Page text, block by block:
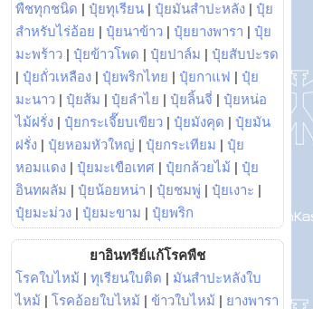
พืชทุกชนิด | ปุ๋ยทุเรียน | ปุ๋ยมันสำปะหลัง | ปุ๋ย
สำหรับไร่อ้อย | ปุ๋ยนาข้าว | ปุ๋ยยางพารา | ปุ๋ย
มะพร้าว | ปุ๋ยข้าวโพด | ปุ๋ยปาล์ม | ปุ๋ยสับปะรด
| ปุ๋ยถั่วเหลือง | ปุ๋ยพริกไทย | ปุ๋ยกาแฟ | ปุ๋ย
มะนาว | ปุ๋ยส้ม | ปุ๋ยลำไย | ปุ๋ยลิ้นจี่ | ปุ๋ยหน่อ
ไม้ฝรั่ง | ปุ๋ยกระเจี๊ยบเขียว | ปุ๋ยมังคุด | ปุ๋ยมัน
ฝรั่ง | ปุ๋ยหอมหัวใหญ่ | ปุ๋ยกระเทียม | ปุ๋ย
หอมแดง | ปุ๋ยมะเขือเทศ | ปุ๋ยกล้วยไม้ | ปุ๋ย
อินทผลัม | ปุ๋ยน้อยหน่า | ปุ๋ยชมพู่ | ปุ๋ยเงาะ |
ปุ๋ยมะม่วง | ปุ๋ยมะขาม | ปุ๋ยพริก
ยาอินทรีย์แก้โรคพืช
โรคใบไหม้ | ทุเรียนใบติด | มันสำปะหลังใบ
ไหม้ | โรคอ้อยใบไหม้ | ข้าวใบไหม้ | ยางพารา